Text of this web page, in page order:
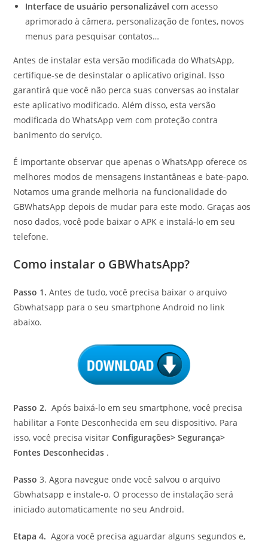
Interface de usuário personalizável com acesso
aprimorado à câmera, personalização de fontes, novos
menus para pesquisar contatos…
Antes de instalar esta versão modificada do WhatsApp,
certifique-se de desinstalar o aplicativo original. Isso
garantirá que você não perca suas conversas ao instalar
este aplicativo modificado. Além disso, esta versão
modificada do WhatsApp vem com proteção contra
banimento do serviço.
É importante observar que apenas o WhatsApp oferece os
melhores modos de mensagens instantâneas e bate-papo.
Notamos uma grande melhoria na funcionalidade do
GBWhatsApp depois de mudar para este modo. Graças aos
noso dados, você pode baixar o APK e instalá-lo em seu
telefone.
Como instalar o GBWhatsApp?
Passo 1. Antes de tudo, você precisa baixar o arquivo
Gbwhatsapp para o seu smartphone Android no link
abaixo.
Passo 2. Após baixá-lo em seu smartphone, você precisa
habilitar a Fonte Desconhecida em seu dispositivo. Para
isso, você precisa visitarConfigurações> Segurança>
Fontes Desconhecidas .
Passo3. Agora navegue onde você salvou o arquivo
Gbwhatsapp e instale-o. O processo de instalação será
iniciado automaticamente no seu Android.
Etapa 4. Agora você precisa aguardar alguns segundos e,